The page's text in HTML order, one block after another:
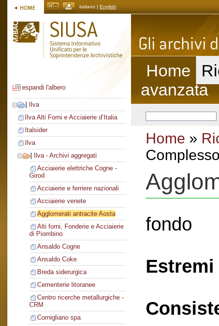
italiano | English
espandi l'albero
Ilva
Ilva Alti Forni e Acciaierie d’Italia
Italsider
Ilva
Ilva - Archivi aggregati
Acciaierie elettriche Cogne -
Girod
Acciaierie e ferriere nazionali
Acciaierie venete
Agglomerati antracite Aosta
Alti forni, Fonderie e Acciaierie
di Piombino
Ansaldo Cogne
Ansaldo Coke
Breda siderurgica
Cementerie litoranee
Centro ricerche metallurgiche -
CRM
Cornigliano spa
Home
avanzata
Home »
fondo